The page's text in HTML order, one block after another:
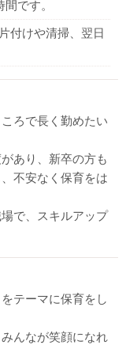
です。
付けや清掃、翌日
ろで長く勤めたい
あり、新卒の方も
不安なく保育をは
で、スキルアップ
テーマに保育をし
んなが笑顔になれ